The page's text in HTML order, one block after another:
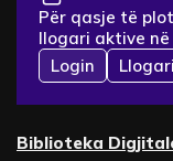
Për qasje të
llogari aktive në
Login
Biblioteka